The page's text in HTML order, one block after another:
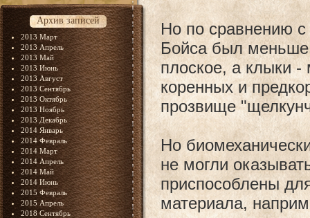
Архив записей
2013 Март
2013 Апрель
2013 Май
2013 Июнь
2013 Август
2013 Сентябрь
2013 Октябрь
2013 Ноябрь
2013 Декабрь
2014 Январь
2014 Февраль
2014 Март
2014 Апрель
2014 Май
2014 Июнь
2015 Февраль
2015 Апрель
2018 Сентябрь
Но по сравнению с
Бойса был меньше
плоское, а клыки
коренных и
прозвище
Но
не могли
приспособлены
материала,